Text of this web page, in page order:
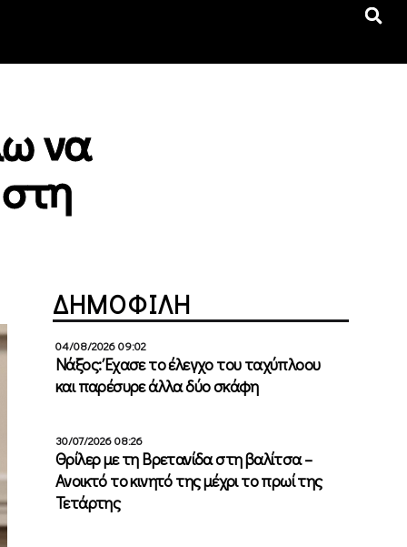
να
ΔΗΜΟΦΙΛΗ
04/08/2026 09:02
Νάξος: Έχασε το έλεγχο του ταχύπλοου
και παρέσυρε άλλα δύο σκάφη
30/07/2026 08:26
Θρίλερ με τη Βρετανίδα στη βαλίτσα –
Ανοικτό το κινητό της μέχρι το πρωί της
Τετάρτης